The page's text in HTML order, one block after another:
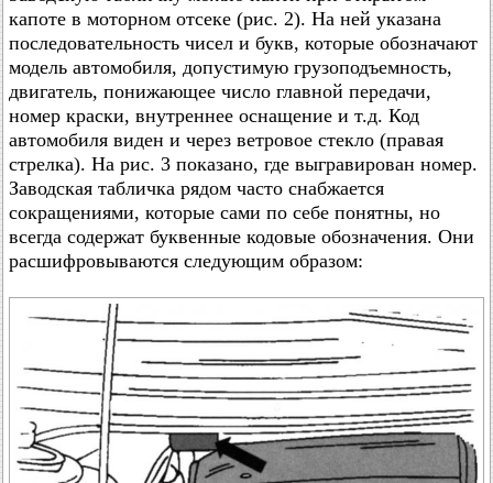
капоте в моторном отсеке (рис. 2). На ней указана
последовательность чисел и букв, которые обозначают
модель автомобиля, допустимую грузоподъемность,
двигатель, понижающее число главной передачи,
номер краски, внутреннее оснащение и т.д. Код
автомобиля виден и через ветровое стекло (правая
стрелка). На рис. 3 показано, где выгравирован номер.
Заводская табличка рядом часто снабжается
сокращениями, которые сами по себе понятны, но
всегда содержат буквенные кодовые обозначения. Они
расшифровываются следующим образом: